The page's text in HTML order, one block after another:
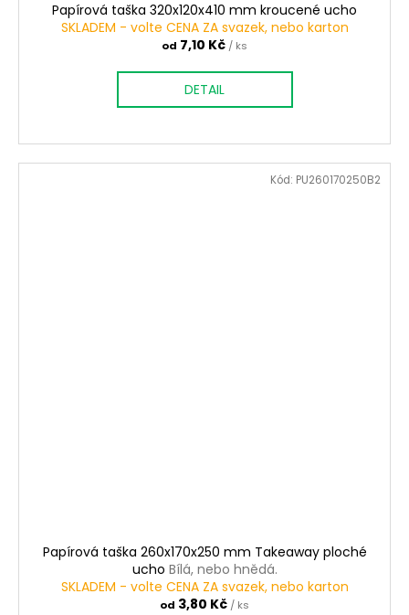
Papírová taška 320x120x410 mm kroucené ucho
SKLADEM - volte CENA ZA svazek, nebo karton
od 7,10 Kč / ks
DETAIL
Papírová taška 260x170x250 mm Takeaway ploché
ucho Bílá, nebo hnědá.
SKLADEM - volte CENA ZA svazek, nebo karton
od 3,80 Kč / ks
Kód: PU260170250B2